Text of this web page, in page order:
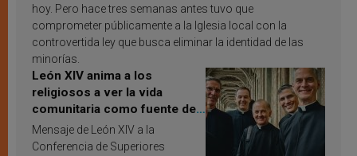
hoy. Pero hace tres semanas antes tuvo que
comprometer públicamente a la Iglesia local con la
controvertida ley que busca eliminar la identidad de las
minorías.
León XIV anima a los
religiosos a ver la vida
comunitaria como fuente de
inspiración y santificación
Mensaje de León XIV a la
Conferencia de Superiores